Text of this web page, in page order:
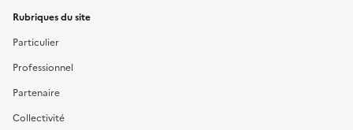
Rubriques du site
Particulier
Professionnel
Partenaire
Collectivité